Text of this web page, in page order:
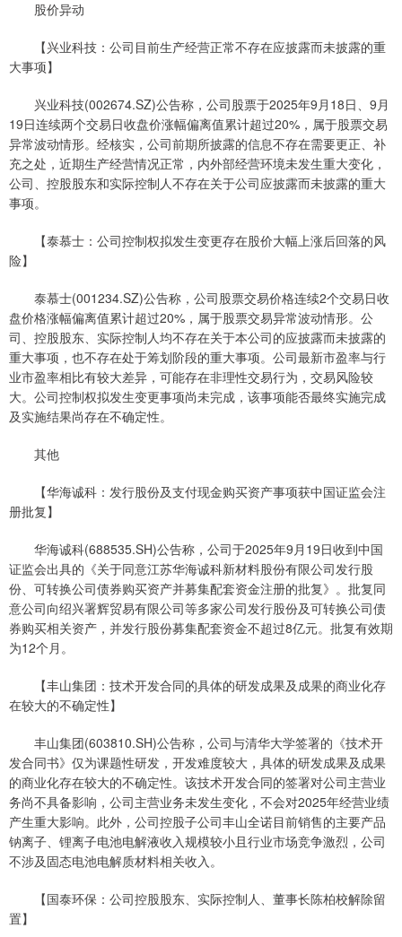
股价异动
【兴业科技：公司目前生产经营正常不存在应披露而未披露的重
大事项】
兴业科技(002674.SZ)公告称，公司股票于2025年9月18日、9月
19日连续两个交易日收盘价涨幅偏离值累计超过20%，属于股票交易
异常波动情形。经核实，公司前期所披露的信息不存在需要更正、补
充之处，近期生产经营情况正常，内外部经营环境未发生重大变化，
公司、控股股东和实际控制人不存在关于公司应披露而未披露的重大
事项。
【泰慕士：公司控制权拟发生变更存在股价大幅上涨后回落的风
险】
泰慕士(001234.SZ)公告称，公司股票交易价格连续2个交易日收
盘价格涨幅偏离值累计超过20%，属于股票交易异常波动情形。公
司、控股股东、实际控制人均不存在关于本公司的应披露而未披露的
重大事项，也不存在处于筹划阶段的重大事项。公司最新市盈率与行
业市盈率相比有较大差异，可能存在非理性交易行为，交易风险较
大。公司控制权拟发生变更事项尚未完成，该事项能否最终实施完成
及实施结果尚存在不确定性。
其他
【华海诚科：发行股份及支付现金购买资产事项获中国证监会注
册批复】
华海诚科(688535.SH)公告称，公司于2025年9月19日收到中国
证监会出具的《关于同意江苏华海诚科新材料股份有限公司发行股
份、可转换公司债券购买资产并募集配套资金注册的批复》。批复同
意公司向绍兴署辉贸易有限公司等多家公司发行股份及可转换公司债
券购买相关资产，并发行股份募集配套资金不超过8亿元。批复有效期
为12个月。
【丰山集团：技术开发合同的具体的研发成果及成果的商业化存
在较大的不确定性】
丰山集团(603810.SH)公告称，公司与清华大学签署的《技术开
发合同书》仅为课题性研发，开发难度较大，具体的研发成果及成果
的商业化存在较大的不确定性。该技术开发合同的签署对公司主营业
务尚不具备影响，公司主营业务未发生变化，不会对2025年经营业绩
产生重大影响。此外，公司控股子公司丰山全诺目前销售的主要产品
钠离子、锂离子电池电解液收入规模较小且行业市场竞争激烈，公司
不涉及固态电池电解质材料相关收入。
【国泰环保：公司控股股东、实际控制人、董事长陈柏校解除留
置】